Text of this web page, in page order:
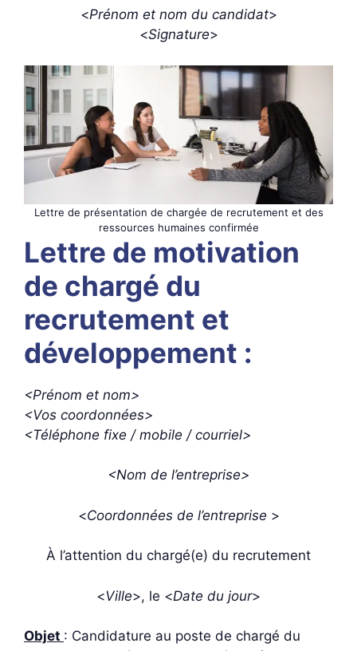
<Prénom et nom du candidat>
<Signature>
Lettre de présentation de chargée de recrutement et des
ressources humaines confirmée
Lettre de motivation
de chargé du
recrutement et
développement :
<Prénom et nom>
<Vos coordonnées>
<Téléphone fixe / mobile / courriel>
<Nom de l’entreprise>
<Coordonnées de l’entreprise >
À l’attention du chargé(e) du recrutement
<Ville>, le <Date du jour>
Objet : Candidature au poste de chargé du